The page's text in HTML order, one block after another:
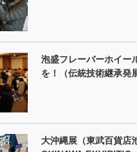
泡盛フレーバーホイー
を！（伝統技術継承発
大沖縄展（東武百貨店